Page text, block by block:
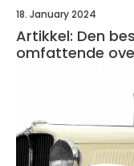
18. January 2024
Artikkel: Den
omfattende